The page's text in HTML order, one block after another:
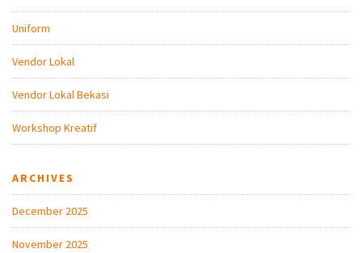
Uniform
Vendor Lokal
Vendor Lokal Bekasi
Workshop Kreatif
ARCHIVES
December 2025
November 2025